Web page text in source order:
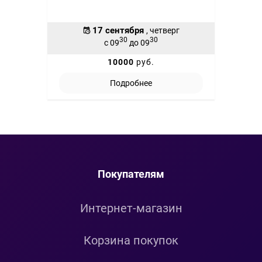
17 сентября , четверг
с 0930 до 0930
10000 руб.
Подробнее
Покупателям
Интернет-магазин
Корзина покупок